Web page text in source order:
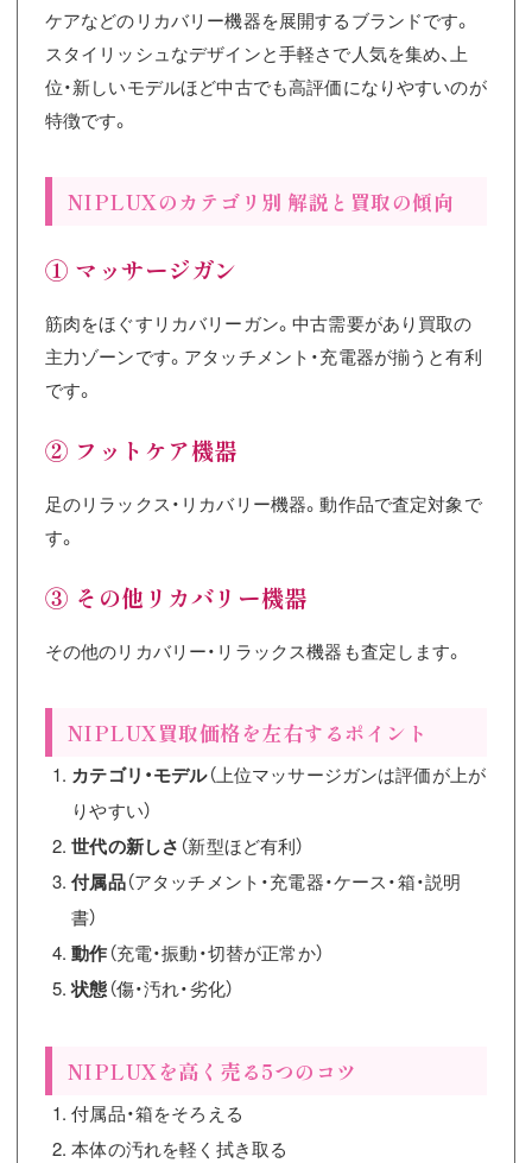
ケアなどのリカバリー機器を展開するブランドです。
スタイリッシュなデザインと手軽さで人気を集め、上
位・新しいモデルほど中古でも高評価になりやすいのが
特徴です。
NIPLUXのカテゴリ別 解説と買取の傾向
① マッサージガン
筋肉をほぐすリカバリーガン。中古需要があり買取の
主力ゾーンです。アタッチメント・充電器が揃うと有利
です。
② フットケア機器
足のリラックス・リカバリー機器。動作品で査定対象で
す。
③ その他リカバリー機器
その他のリカバリー・リラックス機器も査定します。
NIPLUX買取価格を左右するポイント
カテゴリ・モデル（上位マッサージガンは評価が上が
りやすい）
世代の新しさ （新型ほど有利）
付属品（アタッチメント・充電器・ケース・箱・説明
書）
動作（充電・振動・切替が正常か）
状態（傷・汚れ・劣化）
NIPLUXを高く売る5つのコツ
付属品・箱をそろえる
本体の汚れを軽く拭き取る